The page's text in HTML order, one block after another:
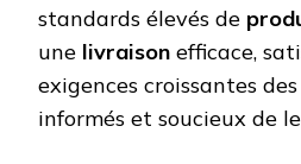
standards élevés de
une livraison efficace,
exigences croissantes
informés et soucieux de